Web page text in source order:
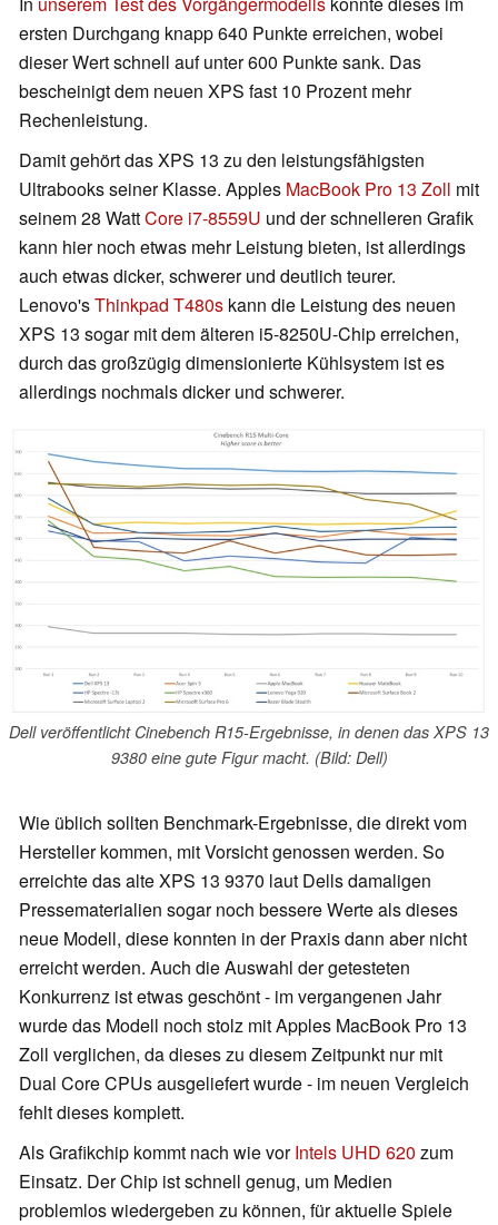
ersten Durchgang knapp 640 Punkte erreichen, wobei
dieser Wert schnell auf unter 600 Punkte sank. Das
bescheinigt dem neuen XPS fast 10 Prozent mehr
Rechenleistung.
Damit gehört das XPS 13 zu den leistungsfähigsten
Ultrabooks seiner Klasse. Apples MacBook Pro 13 Zoll mit
seinem 28 WattCore i7-8559U und der schnelleren Grafik
kann hier noch etwas mehr Leistung bieten, ist allerdings
auch etwas dicker, schwerer und deutlich teurer.
Lenovo'sThinkpad T480s kann die Leistung des neuen
XPS 13 sogar mit dem älteren i5-8250U-Chip erreichen,
durch das großzügig dimensionierte Kühlsystem ist es
allerdings nochmals dicker und schwerer.
Dell veröffentlicht Cinebench R15-Ergebnisse, in denen das XPS 13
9380 eine gute Figur macht. (Bild: Dell)
Wie üblich sollten Benchmark-Ergebnisse, die direkt vom
Hersteller kommen, mit Vorsicht genossen werden. So
erreichte das alte XPS 13 9370 laut Dells damaligen
Pressematerialien sogar noch bessere Werte als dieses
neue Modell, diese konnten in der Praxis dann aber nicht
erreicht werden. Auch die Auswahl der getesteten
Konkurrenz ist etwas geschönt - im vergangenen Jahr
wurde das Modell noch stolz mit Apples MacBook Pro 13
Zoll verglichen, da dieses zu diesem Zeitpunkt nur mit
Dual Core CPUs ausgeliefert wurde - im neuen Vergleich
fehlt dieses komplett.
Als Grafikchip kommt nach wie vorIntels UHD 620 zum
Einsatz. Der Chip ist schnell genug, um Medien
problemlos wiedergeben zu können, für aktuelle Spiele